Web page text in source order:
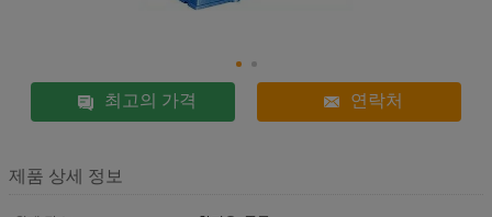
최고의 가격 연락처
제품 상세 정보